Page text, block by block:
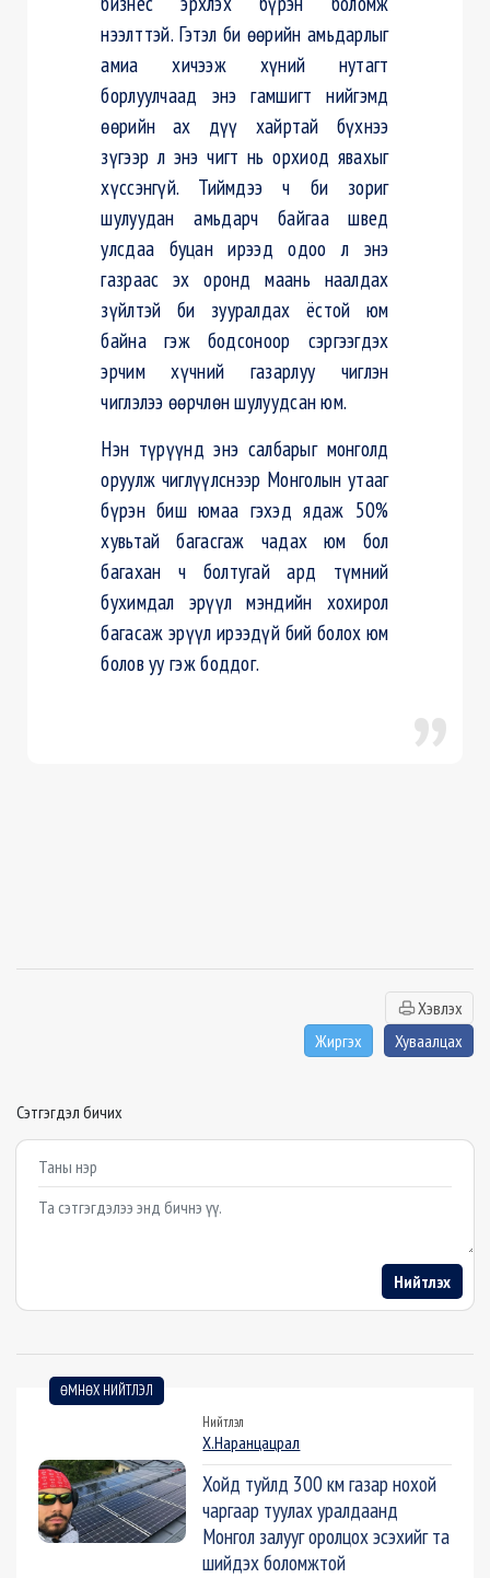
нээлттэй. Гэтэл би өөрийн амьдарлыг
амиа хичээж хүний нутагт
борлуулчаад энэ гамшигт нийгэмд
өөрийн ах дүү хайртай бүхнээ
зүгээр л энэ чигт нь орхиод явахыг
хүссэнгүй. Тиймдээ ч би зориг
шулуудан амьдарч байгаа швед
улсдаа буцан ирээд одоо л энэ
газраас эх оронд маань наалдах
зүйлтэй би зууралдах ёстой юм
байна гэж бодсоноор сэргээгдэх
эрчим хүчний газарлуу чиглэн
чиглэлээ өөрчлөн шулуудсан юм.
Нэн түрүүнд энэ салбарыг монголд
оруулж чиглүүлснээр Монголын утааг
бүрэн биш юмаа гэхэд ядаж 50%
хувьтай багасгаж чадах юм бол
багахан ч болтугай ард түмний
бухимдал эрүүл мэндийн хохирол
багасаж эрүүл ирээдүй бий болох юм
болов уу гэж боддог.
Хэвлэх
Жиргэх
Хуваалцах
Сэтгэгдэл бичих
Example textarea
Нийтлэх
ӨМНӨХ НИЙТЛЭЛ
Нийтлэл
Х.Наранцацрал
Хойд туйлд 300 км газар нохой
чаргаар туулах уралдаанд
Монгол залууг оролцох эсэхийг та
шийдэх боломжтой